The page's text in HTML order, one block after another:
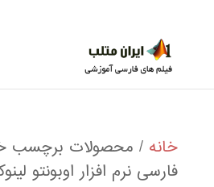
خانه / محصولات برچسب
فارسی نرم افزار اوبونتو